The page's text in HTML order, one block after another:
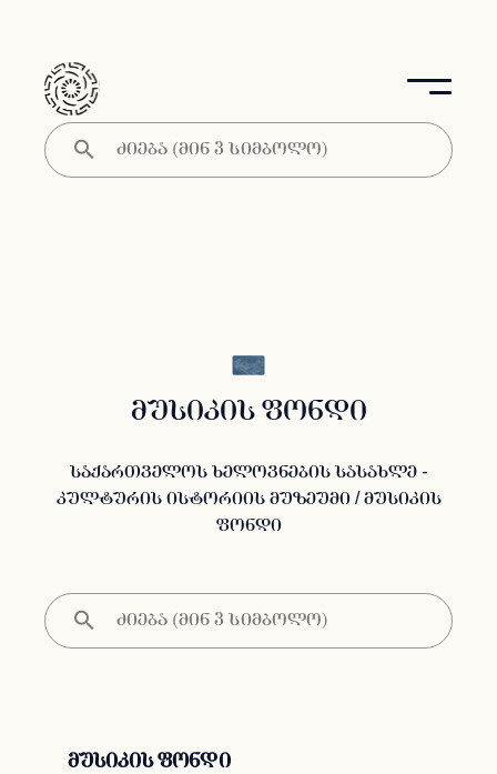
მუსიკის ფონდი
საქართველოს ხელოვნების სასახლე -
კულტურის ისტორიის მუზეუმი / მუსიკის
ფონდი
მუსიკის ფონდი